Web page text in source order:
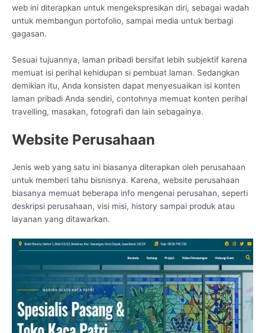
web ini diterapkan untuk mengekspresikan diri, sebagai wadah
untuk membangun portofolio, sampai media untuk berbagi
gagasan.
Sesuai tujuannya, laman pribadi bersifat lebih subjektif karena
memuat isi perihal kehidupan si pembuat laman. Sedangkan
demikian itu, Anda konsisten dapat menyesuaikan isi konten
laman pribadi Anda sendiri, contohnya memuat konten perihal
travelling, masakan, fotografi dan lain sebagainya.
Website Perusahaan
Jenis web yang satu ini biasanya diterapkan oleh perusahaan
untuk memberi tahu bisnisnya. Karena, website perusahaan
biasanya memuat beberapa info mengenai perusahan, seperti
deskripsi perusahaan, visi misi, history sampai produk atau
layanan yang ditawarkan.